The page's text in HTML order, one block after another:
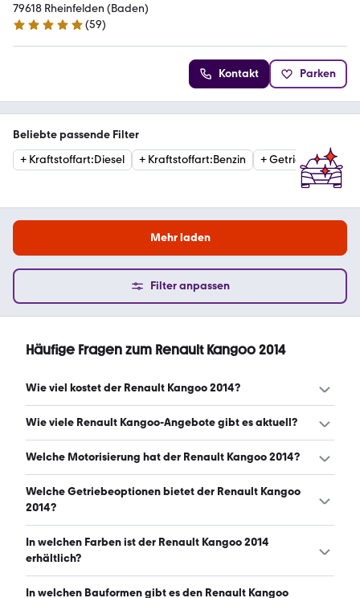
79618 Rheinfelden (Baden)
5 Sterne
(59)
Kontakt Parken
Beliebte passende Filter
+ Kraftstoffart:Diesel + Kraftstoffart:Benzin +Getriebe:
Mehr laden
Filter anpassen
Häufige Fragen zum Renault Kangoo 2014
Wie viel kostet der Renault Kangoo 2014?
Ein guter Preis für einen Renault Kangoo 2014 liegt
Wie viele Renault Kangoo-Angebote gibt es aktuell?
Es gibt insgesamt 55 Renault Kangoo bei mobile.de,
8.8.2026)
Welche Motorisierung hat der Renault Kangoo 2014?
Der Renault Kangoo 2014 hat Leistungen zwischen 70 und
114 PS. (Stand: 8.8.2026)
Welche Getriebeoptionen bietet der Renault Kangoo
2014?
Der Renault Kangoo 2014 ist mit manuellem und
automatischem Getriebe erhältlich. (Stand: 8.8.2026)
In welchen Farben ist der Renault Kangoo 2014
erhältlich?
Den Renault Kangoo 2014 gibt es in folgenden Farben:
In welchen Bauformen gibt es den Renault Kangoo